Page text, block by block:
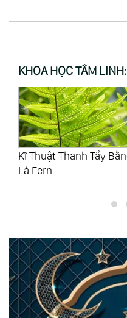
KHOA HỌC TÂM LINH:
Mệt Mỏi Chóng Mặt Khi
Ăn Chay ?